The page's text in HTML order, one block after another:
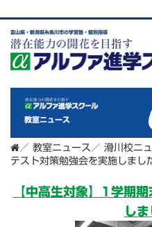
富山県・新潟県糸魚川市の学習塾・個別指導
教室ニュース
／ 教室ニュース ／ 滑川校ニ
テスト対策勉強会を実施しまし
【中高生対象】1学期
しま